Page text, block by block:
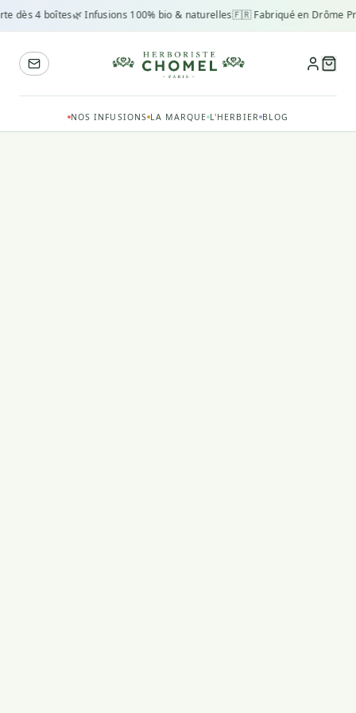
dès 4 boîtes🌿 Infusions 100% bio & naturelles🇫🇷 Fabriqué en Drôme
NOS INFUSIONS LA MARQUE L'HERBIER BLOG